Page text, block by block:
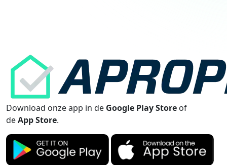
Download onze app in de Google Play Store of
deApp Store.